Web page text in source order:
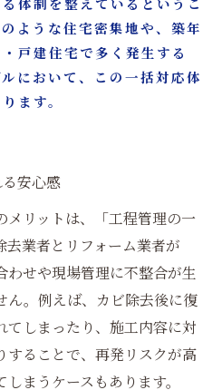
体制を整えているというこ
ような住宅密集地や、築年
戸建住宅で多く発生する
において、この一括対応体
ます。
安心感
メリットは、「工程管理の一
業者とリフォーム業者が
わせや現場管理に不整合が生
ん。例えば、カビ除去後に復
てしまったり、施工内容に対
することで、再発リスクが高
まうケースもあります。